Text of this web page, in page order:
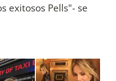
exitosos Pells"- se